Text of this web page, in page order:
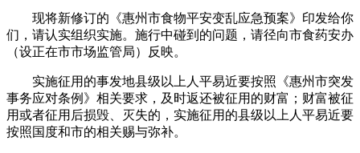
现将新修订的《惠州市食物平安变乱应急预案》印发给你
们，请认实组织实施。施行中碰到的问题，请径向市食药安办
（设正在市市场监管局）反映。
实施征用的事发地县级以上人平易近要按照《惠州市突发
事务应对条例》相关要求，及时返还被征用的财富；财富被征
用或者征用后损毁、灭失的，实施征用的县级以上人平易近要
按照国度和市的相关赐与弥补。